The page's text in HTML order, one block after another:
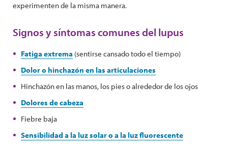
experimenten de la misma manera.
Signos y síntomas comunes del lupus
Fatiga extrema (sentirse cansado todo el tiempo)
Dolor o hinchazón en las articulaciones
Hinchazón en las manos, los pies o alrededor de los ojos
Dolores de cabeza
Fiebre baja
Sensibilidad a la luz solar o a la luz fluorescente